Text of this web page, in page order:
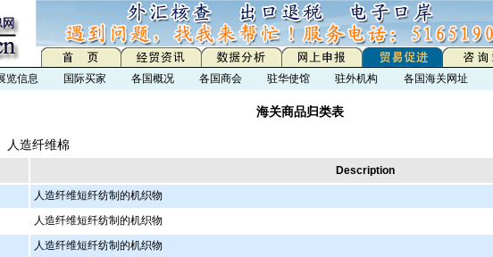
览信息 国际买家 各国概况 各国商会 驻华使馆 驻外机构 各国海关网址
海关商品归类表
人造纤维棉
Description
人造纤维短纤纺制的机织物
人造纤维短纤纺制的机织物
人造纤维短纤纺制的机织物